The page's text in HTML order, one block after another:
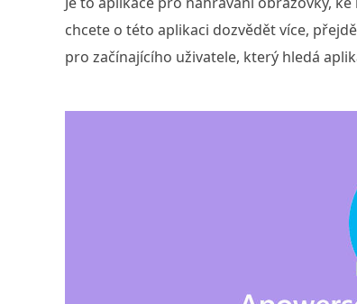
chcete o této aplikaci dozvědět více,
pro začínajícího uživatele, který hledá